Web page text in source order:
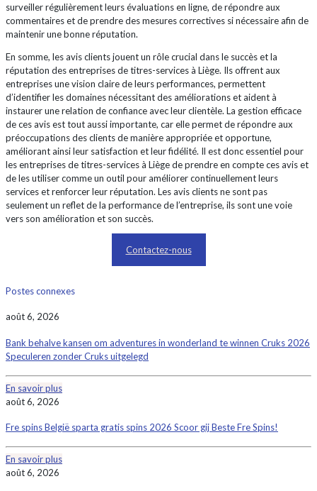
surveiller régulièrement leurs évaluations en ligne, de répondre aux
commentaires et de prendre des mesures correctives si nécessaire afin de
maintenir une bonne réputation.
En somme, les avis clients jouent un rôle crucial dans le succès et la
réputation des entreprises de titres-services à Liège. Ils offrent aux
entreprises une vision claire de leurs performances, permettent
d’identifier les domaines nécessitant des améliorations et aident à
instaurer une relation de confiance avec leur clientèle. La gestion efficace
de ces avis est tout aussi importante, car elle permet de répondre aux
préoccupations des clients de manière appropriée et opportune,
améliorant ainsi leur satisfaction et leur fidélité. Il est donc essentiel pour
les entreprises de titres-services à Liège de prendre en compte ces avis et
de les utiliser comme un outil pour améliorer continuellement leurs
services et renforcer leur réputation. Les avis clients ne sont pas
seulement un reflet de la performance de l’entreprise, ils sont une voie
vers son amélioration et son succès.
Contactez-nous
Postes connexes
août 6, 2026
Bank behalve kansen om adventures in wonderland te winnen Cruks 2026
Speculeren zonder Cruks uitgelegd
En savoir plus
août 6, 2026
Fre spins België sparta gratis spins 2026 Scoor gij Beste Fre Spins!
En savoir plus
août 6, 2026